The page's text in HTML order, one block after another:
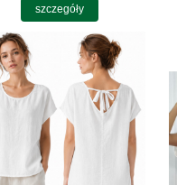
szczegóły